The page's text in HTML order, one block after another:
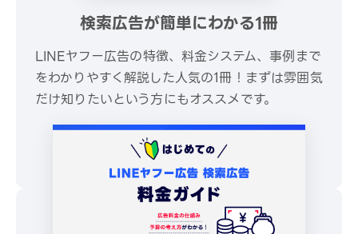
検索広告が簡単にわかる1冊
LINEヤフー広告の特徴、料金システム、事例まで
をわかりやすく解説した人気の1冊！まずは雰囲気
だけ知りたいという方にもオススメです。
\ 30秒でかんたんダウンロード /
無料でダウンロードする